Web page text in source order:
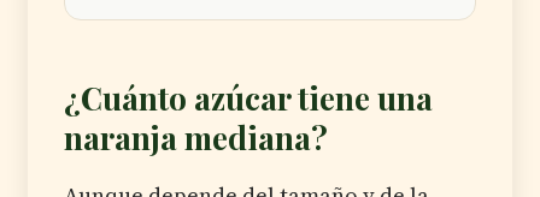
¿Cuánto azúcar tiene una
naranja mediana?